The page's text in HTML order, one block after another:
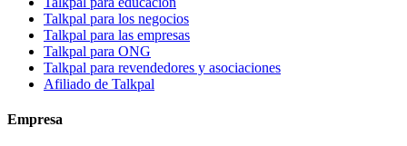
Talkpal para los negocios
Talkpal para las empresas
Talkpal para ONG
Talkpal para revendedores y asociaciones
Afiliado de Talkpal
Empresa